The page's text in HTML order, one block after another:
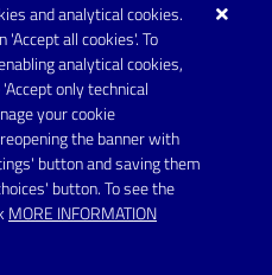
and analytical cookies.
'Accept all cookies'. To
analytical cookies,
only technical
your cookie
the banner with
button and saving them
button. To see the
MORE INFORMATION